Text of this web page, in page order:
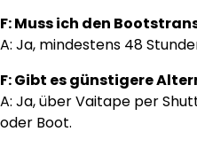
F: Muss ich den
A: Ja, mindestens 48
F: Gibt es günstigere
A: Ja, über Vaitape per
oder Boot.